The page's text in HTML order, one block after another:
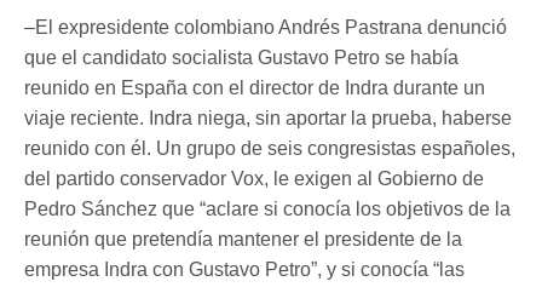
–El expresidente colombiano Andrés Pastrana denunció
que el candidato socialista Gustavo Petro se había
reunido en España con el director de Indra durante un
viaje reciente. Indra niega, sin aportar la prueba, haberse
reunido con él. Un grupo de seis congresistas españoles,
del partido conservador Vox, le exigen al Gobierno de
Pedro Sánchez que “aclare si conocía los objetivos de la
reunión que pretendía mantener el presidente de la
empresa Indra con Gustavo Petro”, y si conocía “las